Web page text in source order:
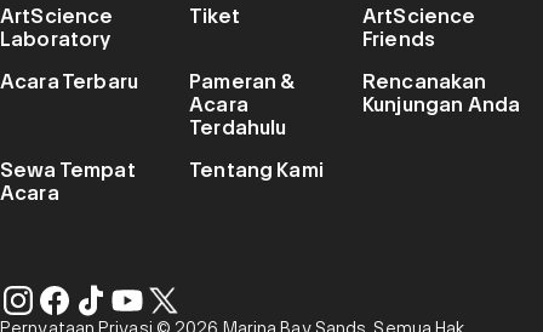
ArtScience
Laboratory
Tiket
ArtScience
Friends
Acara Terbaru
Pameran &
Acara
Terdahulu
Rencanakan
Kunjungan Anda
Sewa Tempat
Acara
Tentang Kami
Pernyataan Privasi © 2026 Marina Bay Sands. Semua Hak